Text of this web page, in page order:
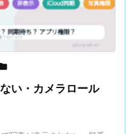
い・カメラロール